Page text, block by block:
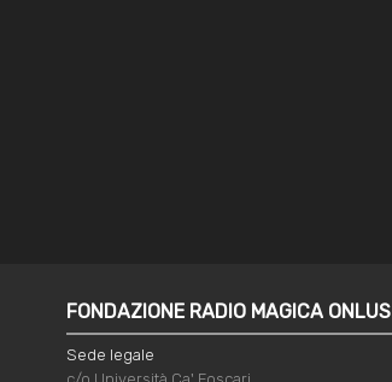
FONDAZIONE RADIO MAGICA ONLUS
Sede legale